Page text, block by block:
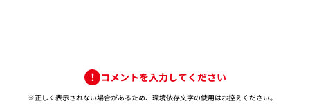
コメントを入力してください
※正しく表示されない場合があるため、環境依存文字の使用はお控えください。​